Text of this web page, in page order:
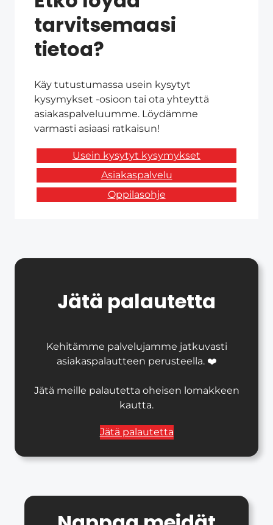
tarvitsemaasi
tietoa?
Käy tutustumassa usein kysytyt
kysymykset -osioon tai ota yhteyttä
asiakaspalveluumme. Löydämme
varmasti asiaasi ratkaisun!
Usein kysytyt kysymykset
Asiakaspalvelu
Oppilasohje
Jätä palautetta
Kehitämme palvelujamme jatkuvasti
asiakaspalautteen perusteella. ❤️
Jätä meille palautetta oheisen lomakkeen
kautta.
Jätä palautetta